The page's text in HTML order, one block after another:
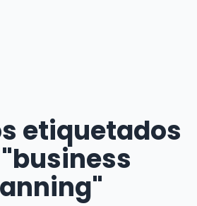
etiquetados